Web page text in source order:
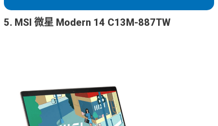
5. MSI 微星 Modern 14 C13M-887TW